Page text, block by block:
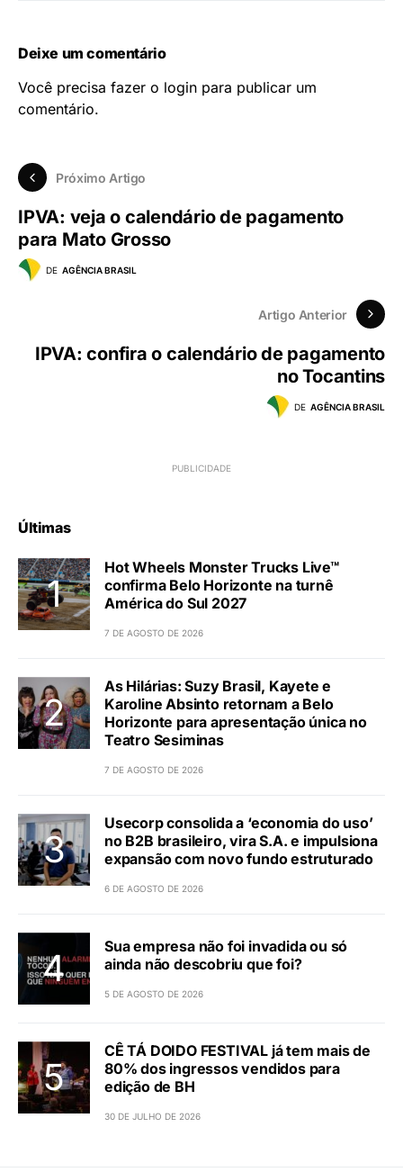
Deixe um comentário
Você precisa fazer o login para publicar um
comentário.
Próximo Artigo
IPVA: veja o calendário de pagamento
para Mato Grosso
DE AGÊNCIA BRASIL
Artigo Anterior
IPVA: confira o calendário de pagamento
no Tocantins
DE AGÊNCIA BRASIL
Últimas
Hot Wheels Monster Trucks Live™
confirma Belo Horizonte na turnê
América do Sul 2027
7 DE AGOSTO DE 2026
As Hilárias: Suzy Brasil, Kayete e
Karoline Absinto retornam a Belo
Horizonte para apresentação única no
Teatro Sesiminas
7 DE AGOSTO DE 2026
Usecorp consolida a ‘economia do uso’
no B2B brasileiro, vira S.A. e impulsiona
expansão com novo fundo estruturado
6 DE AGOSTO DE 2026
Sua empresa não foi invadida ou só
ainda não descobriu que foi?
5 DE AGOSTO DE 2026
CÊ TÁ DOIDO FESTIVAL já tem mais de
80% dos ingressos vendidos para
edição de BH
30 DE JULHO DE 2026